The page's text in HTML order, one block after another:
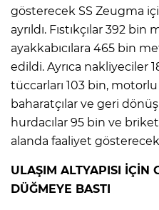
gösterecek SS Zeugma
ayrıldı. Fıstıkçılar 392
ayakkabıcılara 465 bin
edildi. Ayrıca nakliyeciler
tüccarları 103 bin, motorlu
baharatçılar ve geri
hurdacılar 95 bin ve
alanda faaliyet
ULAŞIM ALTYAPISI İÇİN
DÜĞMEYE BASTI